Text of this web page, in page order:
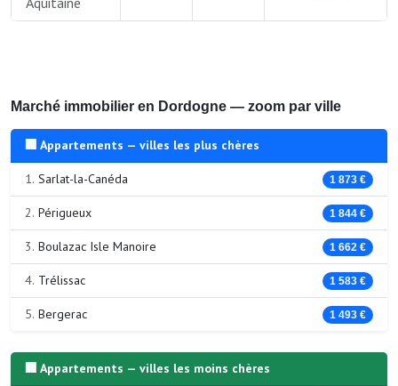
Marché immobilier en Dordogne — zoom par ville
🏢 Appartements — villes les plus chères
1. Sarlat-la-Canéda 1 873 €
2. Périgueux 1 844 €
3. Boulazac Isle Manoire 1 662 €
4. Trélissac 1 583 €
5. Bergerac 1 493 €
🏢 Appartements — villes les moins chères